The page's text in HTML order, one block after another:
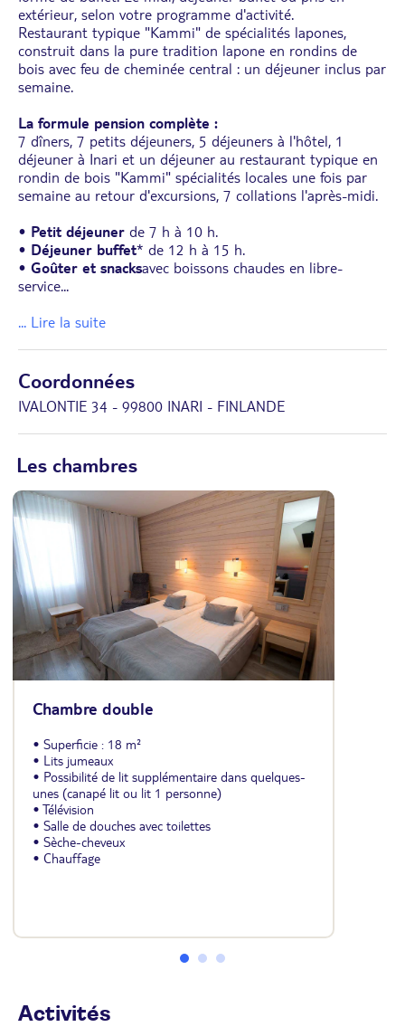
extérieur, selon votre programme d'activité.
Restaurant typique "Kammi" de spécialités lapones,
construit dans la pure tradition lapone en rondins de
bois avec feu de cheminée central : un déjeuner inclus par
semaine.
La formule pension complète :
7 dîners, 7 petits déjeuners, 5 déjeuners à l'hôtel, 1
déjeuner à Inari et un déjeuner au restaurant typique en
rondin de bois "Kammi" spécialités locales une fois par
semaine au retour d'excursions, 7 collations l'après-midi.
• Petit déjeuner de 7 h à 10 h.
• Déjeuner buffet* de 12 h à 15 h.
• Goûter et snacksavec boissons chaudes en libre-
service...
... Lire la suite
Coordonnées
IVALONTIE 34 - 99800 INARI - FINLANDE
Les chambres
Chambre double
• Superficie : 18 m²
• Lits jumeaux
• Possibilité de lit supplémentaire dans quelques-
unes (canapé lit ou lit 1 personne)
• Télévision
• Salle de douches avec toilettes
• Sèche-cheveux
• Chauffage
Activités